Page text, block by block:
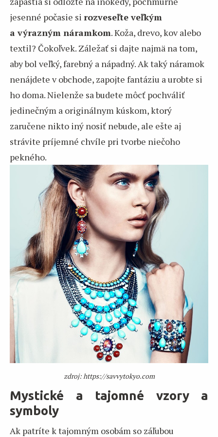
jesenné počasie si rozveseľte veľkým
a výrazným náramkom. Koža, drevo, kov alebo
textil? Čokoľvek. Záležať si dajte najmä na tom,
aby bol veľký, farebný a nápadný. Ak taký náramok
nenájdete v obchode, zapojte fantáziu a urobte si
ho doma. Nielenže sa budete môcť pochváliť
jedinečným a originálnym kúskom, ktorý
zaručene nikto iný nosiť nebude, ale ešte aj
strávite príjemné chvíle pri tvorbe niečoho
pekného.
zdroj: https://savvytokyo.com
Mystické a tajomné vzory a
symboly
Ak patríte k tajomným osobám so záľubou